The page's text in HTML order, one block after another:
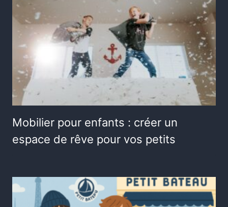
Mobilier pour enfants : créer un
espace de rêve pour vos petits